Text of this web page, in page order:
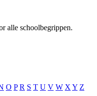
alle schoolbegrippen.
O P R S T U V W X Y Z